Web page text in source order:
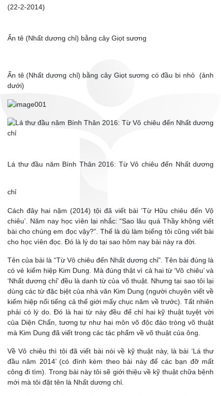
(22-2-2014)
Ấn tê (Nhất dương chỉ) bằng cây Giọt sương
Ấn tê (Nhất dương chỉ) bằng cây Giọt sương có đầu bi nhỏ (ảnh
dưới)
Lá thư đầu năm Bính Thân 2016: Từ Vô chiêu đến Nhất dương
chỉ
Cách đây hai nặm (2014) tội đã viết bài ‘Từ Hữu chiêu đến Vộ
chiêu’. Năm nay học vìên lại nhắc: “Sao lâu quá Thầy khộng viết
bài cho chúng em đọc vậy?”. Thế là dù làm bịếng tôi cũng viết bài
cho học vìên đọc. Đó là lý do tại sao hôm nay bài này ra đời.
Tên của bài là “Từ Vô chiêu đến Nhất dương chỉ”. Tên bài đúng là
có vẻ kiếm hiệp Kim Dung. Mà đúng thật vì cả hai từ ‘Vô chiêu’ và
‘Nhất dương chỉ’ đều là danh từ của võ thuật. Nhưng tại sao tôi lại
dùng các từ đặc bịệt của nhà văn Kim Dung (người chuyên viết về
kiếm hiệp nổi tiếng cả thế giới mấy chục năm về trước). Tất nhiên
phải có lý do. Đó là hai từ này đều để chỉ hai kỹ thuật tuyệt vời
của Diện Chẩn, tương tự như hai môn võ độc đáo tròng võ thuật
mà Kim Dung đã viết trong các tác phẩm về võ thuật của ông.
Về Vô chiêu thì tôi đã viết bài nói về kỹ thuật này, là bài ‘Lá thư
đầu năm 2014’ (có đính kèm theo bài này để các bạn đỡ mất
công đi tìm). Trong bài này tôi sẽ giới thiệu về kỹ thuật chữa bệnh
mới mà tôi đặt tên là Nhất dương chỉ.